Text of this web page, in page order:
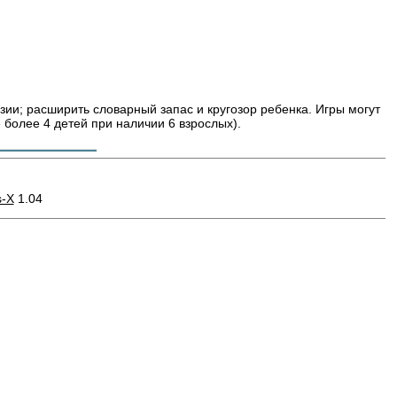
расширить словарный запас и кругозор ребенка. Игры могут
4 детей при наличии 6 взрослых).
X1.04